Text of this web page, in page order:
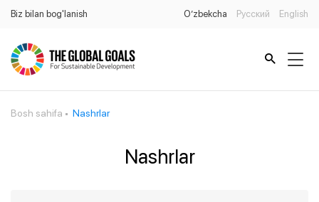
Biz bilan bog'lanish O’zbekcha Русский English
Bosh sahifa Nashrlar
Nashrlar